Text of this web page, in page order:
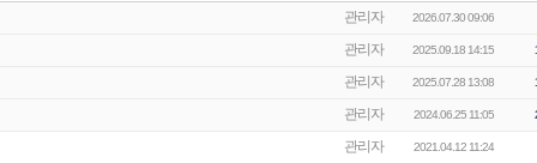
관리자 2026.07.30 09:06
관리자 2025.09.18 14:15
관리자 2025.07.28 13:08
관리자 2024.06.25 11:05
관리자 2021.04.12 11:24